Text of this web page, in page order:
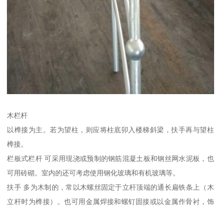
木栏杆
以榫接为主。若为望柱，则应将柱底卯入楼梯斜梁，扶手再与望柱
榫接。
栏板式栏杆 可采用现浇或预制的钢筋混凝土板和钢丝网水泥板，也
可用砖砌。室内的还可考虑使用钢化玻璃和有机玻璃等。
扶手 多为木制的，常以木螺丝固定于立杆顶端的通长扁铁条上（木
立杆时为榫接）。也可用金属焊接和螺钉固接或以金属作骨衬，饰